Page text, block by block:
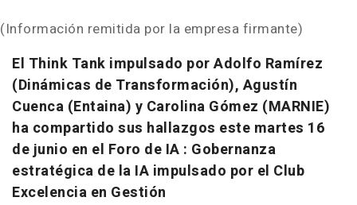
(Información remitida por la empresa firmante)
El Think Tank impulsado por Adolfo Ramírez
(Dinámicas de Transformación), Agustín
Cuenca (Entaina) y Carolina Gómez (MARNIE)
ha compartido sus hallazgos este martes 16
de junio en el Foro de IA : Gobernanza
estratégica de la IA impulsado por el Club
Excelencia en Gestión